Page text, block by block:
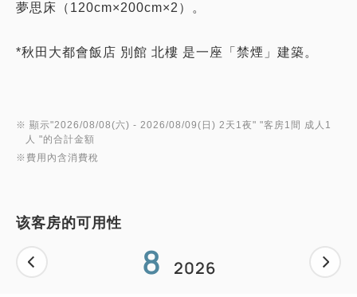
夢思床（120cm×200cm×2）。
*秋田大都會飯店 別館 北樓 是一座「禁煙」建築。
※ 顯示"2026/08/08(六) - 2026/08/09(日) 2天1夜" "客房1間 成人1
人 "的合計金額
※費用內含消費稅
该客房的可用性
8 2026